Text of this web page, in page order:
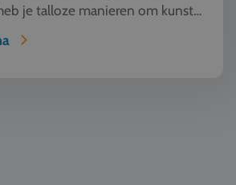
je talloze manieren om kunst